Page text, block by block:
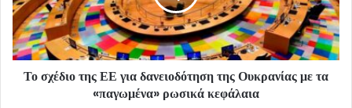
Το σχέδιο της ΕΕ για δανειοδότηση της Ουκρανίας με τα
«παγωμένα» ρωσικά κεφάλαια